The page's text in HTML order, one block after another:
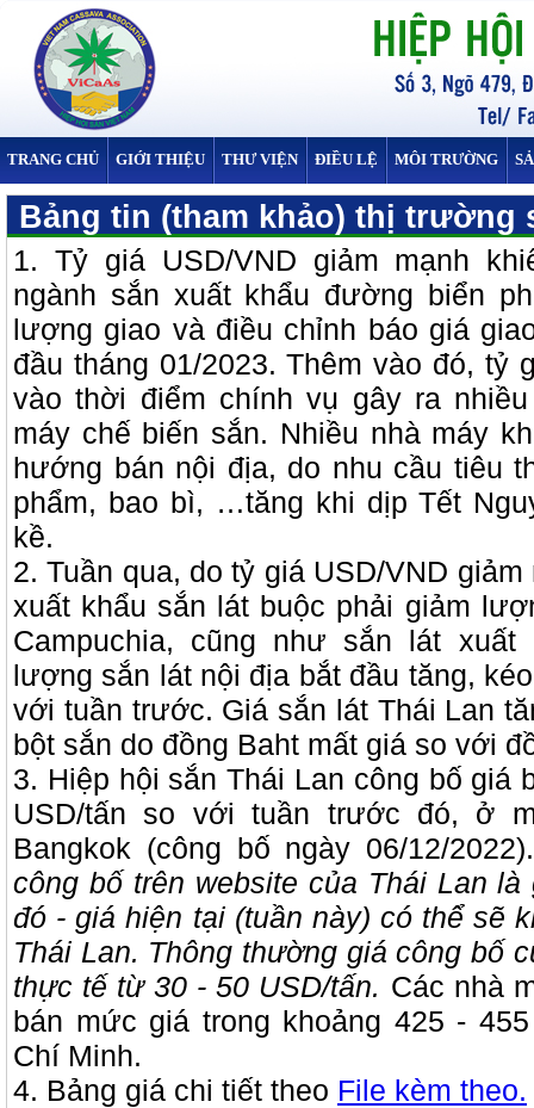
TRANG CHỦ GIỚI THIỆU THƯ VIỆN ĐIỀU LỆ MÔI TRƯỜNG
Bảng tin (tham khảo) thị trường
1. Tỷ giá USD/VND giảm mạnh
ngành sắn xuất khẩu đường biển
lượng giao và điều chỉnh báo giá
đầu tháng 01/2023. Thêm vào đó, tỷ
vào thời điểm chính vụ gây ra
máy chế biến sắn. Nhiều nhà máy
hướng bán nội địa, do nhu cầu tiêu
phẩm, bao bì, …tăng khi dịp Tết
kề.
2. Tuần qua, do tỷ giá USD/VND
xuất khẩu sắn lát buộc phải giảm
Campuchia, cũng như sắn lát
lượng sắn lát nội địa bắt đầu tăng,
với tuần trước. Giá sắn lát Thái Lan
bột sắn do đồng Baht mất giá so với
3. Hiệp hội sắn Thái Lan công bố giá
USD/tấn so với tuần trước đó, ở
Bangkok (công bố ngày 06/12/
công bố trên website của Thái Lan
đó - giá hiện tại (tuần này) có thể sẽ
Thái Lan. Thông thường giá công bố
thực tế từ 30 - 50 USD/tấn. Các nhà
bán mức giá trong khoảng 425 -
Chí Minh.
4. Bảng giá chi tiết theo File kèm theo.